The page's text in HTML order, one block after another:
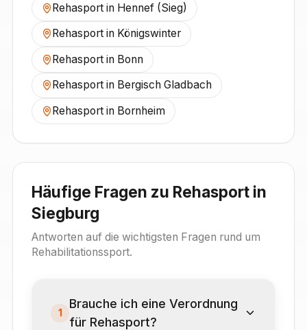
Rehasport in Hennef (Sieg)
Rehasport in Königswinter
Rehasport in Bonn
Rehasport in Bergisch Gladbach
Rehasport in Bornheim
Häufige Fragen zu Rehasport in
Siegburg
Antworten auf die wichtigsten Fragen rund um
Rehabilitationssport.
1
Brauche ich eine Verordnung
für Rehasport?